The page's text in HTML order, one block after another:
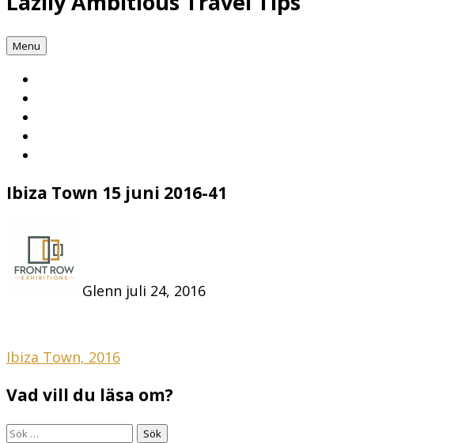
Menu
Ibiza Town 15 juni 2016-41
Glenn juli 24, 2016
Inläggsnavigering
Ibiza Town, 2016
Vad vill du läsa om?
Sök